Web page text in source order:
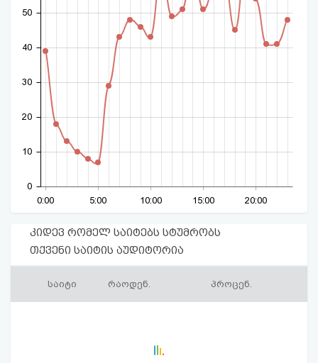
0:00 5:00 10:00 15:00 20:00
0
10
20
30
40
50
კიდევ რომელ საიტებს სტუმრობს
თქვენი საიტის აუდიტორია
საიტი რაოდენ. პროცენ.